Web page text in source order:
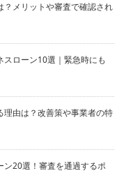
メリットや審査で確認され
ローン10選｜緊急時にも
理由は？改善策や事業者の特
ン20選！審査を通過するポ